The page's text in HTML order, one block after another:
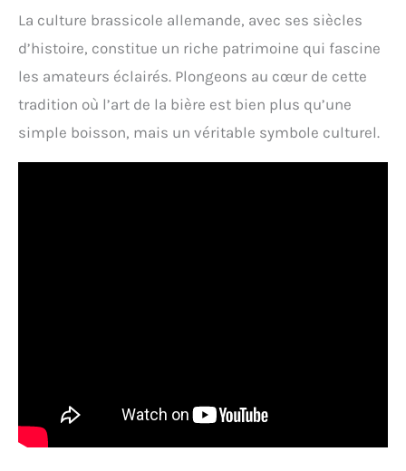
La culture brassicole allemande, avec ses siècles
d’histoire, constitue un riche patrimoine qui fascine
les amateurs éclairés. Plongeons au cœur de cette
tradition où l’art de la bière est bien plus qu’une
simple boisson, mais un véritable symbole culturel.